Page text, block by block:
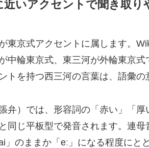
近いアクセントで聞き取り
東京式アクセントに属します。
中輪東京式、東三河が外輪東京
トを持つ西三河の言葉は、語彙
弁）では、形容詞の「赤い」「
同じ平板型で発音されます。連
」のままか「eː」になる程度にと